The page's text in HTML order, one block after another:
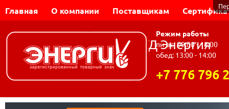
Главная О компании Поставщикам
Режим работы
пн-вс: 09:00 - 18:00
обед: 13:00 - 14:00
+7 776 796
Динар-Электромаш | ТД Энергия